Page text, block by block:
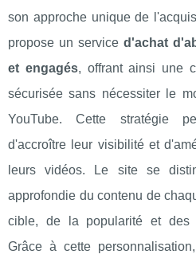
son approche unique de
propose un serviced'achat
et engagés, offrant ainsi une
sécurisée sans nécessiter le
YouTube. Cette stratégie
d'accroître leur visibilité et
leurs vidéos. Le site se
approfondie du contenu de
cible, de la popularité et des
Grâce à cette